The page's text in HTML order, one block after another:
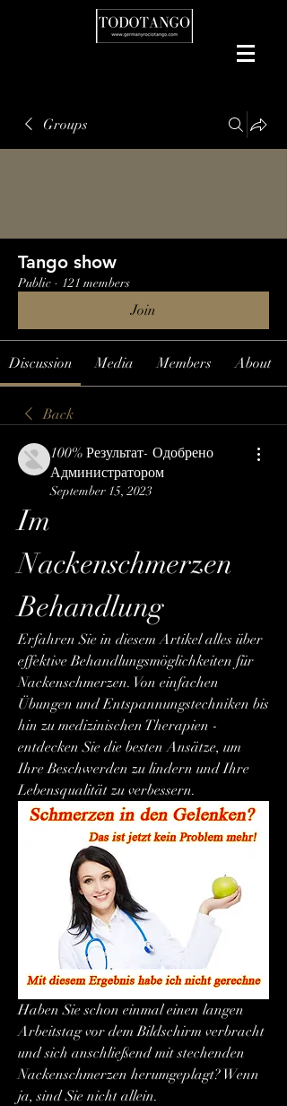
Groups
Tango show
Public · 121 members
Join
Discussion Media Members About
Back
100% Результат- Одобрено
Администратором
September 15, 2023
Im
Nackenschmerzen
Behandlung
Erfahren Sie in diesem Artikel alles über
effektive Behandlungsmöglichkeiten für
Nackenschmerzen. Von einfachen
Übungen und Entspannungstechniken bis
hin zu medizinischen Therapien -
entdecken Sie die besten Ansätze, um
Ihre Beschwerden zu lindern und Ihre
Lebensqualität zu verbessern.
Haben Sie schon einmal einen langen
Arbeitstag vor dem Bildschirm verbracht
und sich anschließend mit stechenden
Nackenschmerzen herumgeplagt? Wenn
ja, sind Sie nicht allein.